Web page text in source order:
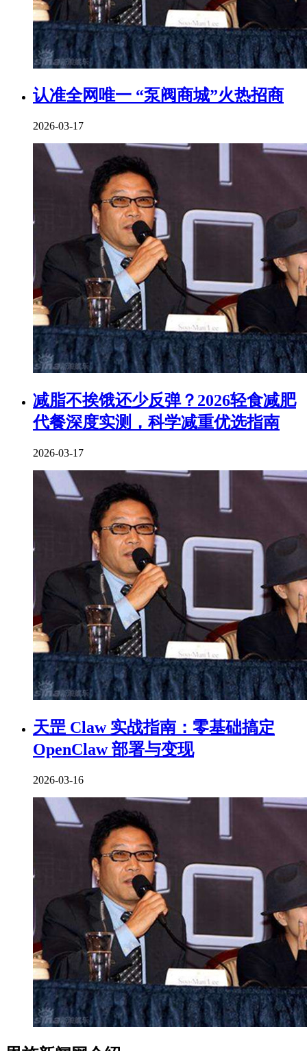
认准全网唯一 “泵阀商城”火热招商
2026-03-17
减脂不挨饿还少反弹？2026轻食减肥
代餐深度实测，科学减重优选指南
2026-03-17
天罡 Claw 实战指南：零基础搞定
OpenClaw 部署与变现
2026-03-16